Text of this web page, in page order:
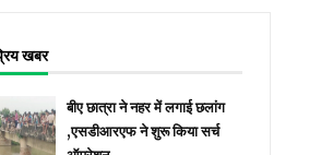
खबर
बीए छात्रा ने नहर में लगाई छलांग
,एसडीआरएफ ने शुरू किया सर्च